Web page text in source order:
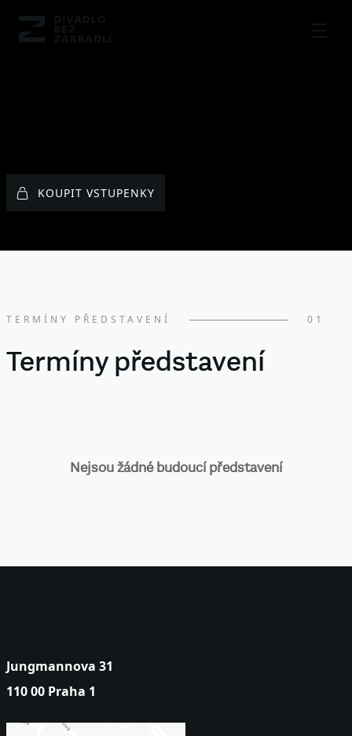
KOUPIT VSTUPENKY
Termíny představení
TERMÍNY PŘEDSTAVENÍ 01
Nejsou žádné budoucí představení
Jungmannova 31
110 00 Praha 1